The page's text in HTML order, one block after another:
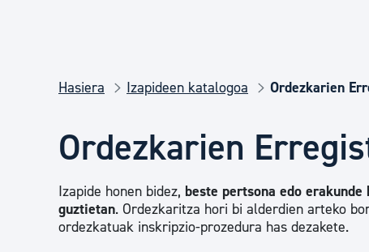
Hasiera Izapideen katalogoa Ordezkarien
Ordezkarien
Izapide honen bidez, beste pertsona edo
guztietan. Ordezkaritza hori bi alderdien arteko
ordezkatuak inskripzio-prozedura has dezakete.